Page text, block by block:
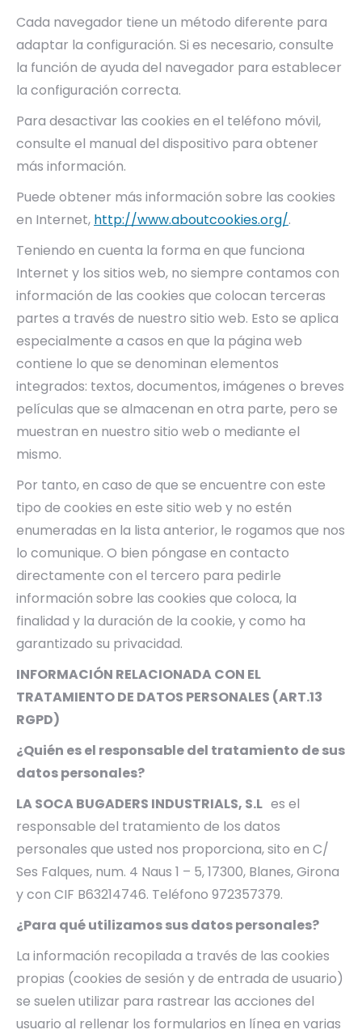
Cada navegador tiene un método diferente para
adaptar la configuración. Si es necesario, consulte
la función de ayuda del navegador para establecer
la configuración correcta.
Para desactivar las cookies en el teléfono móvil,
consulte el manual del dispositivo para obtener
más información.
Puede obtener más información sobre las cookies
en Internet, http://www.aboutcookies.org/.
Teniendo en cuenta la forma en que funciona
Internet y los sitios web, no siempre contamos con
información de las cookies que colocan terceras
partes a través de nuestro sitio web. Esto se aplica
especialmente a casos en que la página web
contiene lo que se denominan elementos
integrados: textos, documentos, imágenes o breves
películas que se almacenan en otra parte, pero se
muestran en nuestro sitio web o mediante el
mismo.
Por tanto, en caso de que se encuentre con este
tipo de cookies en este sitio web y no estén
enumeradas en la lista anterior, le rogamos que nos
lo comunique. O bien póngase en contacto
directamente con el tercero para pedirle
información sobre las cookies que coloca, la
finalidad y la duración de la cookie, y como ha
garantizado su privacidad.
INFORMACIÓN RELACIONADA CON EL
TRATAMIENTO DE DATOS PERSONALES (ART.13
RGPD)
¿Quién es el responsable del tratamiento de sus
datos personales?
LA SOCA BUGADERS INDUSTRIALS, S.L es el
responsable del tratamiento de los datos
personales que usted nos proporciona, sito en C/
Ses Falques, num. 4 Naus 1 – 5, 17300, Blanes, Girona
y con CIF B63214746. Teléfono 972357379.
¿Para qué utilizamos sus datos personales?
La información recopilada a través de las cookies
propias (cookies de sesión y de entrada de usuario)
se suelen utilizar para rastrear las acciones del
usuario al rellenar los formularios en línea en varias